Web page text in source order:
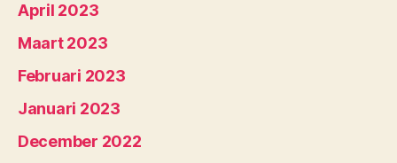
April 2023
Maart 2023
Februari 2023
Januari 2023
December 2022